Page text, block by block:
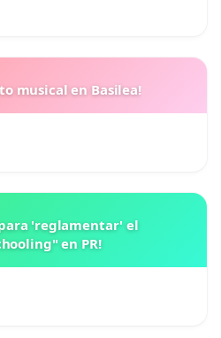
musical en Basilea!
para 'reglamentar' el
en PR!